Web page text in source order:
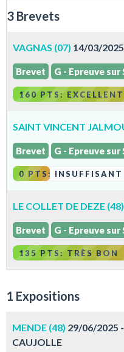
3 Brevets
VAGNAS (07) 14/03/2025
Brevet G - Epreuve sur
160 PTS:
SAINT VINCENT
Brevet G - Epreuve sur
0 PTS: INSUFFISANT
LE COLLET DE DEZE (48)
Brevet G - Epreuve sur
135 PTS: TRÈS BON
1 Expositions
MENDE (48) 29/06/2025
CAUJOLLE